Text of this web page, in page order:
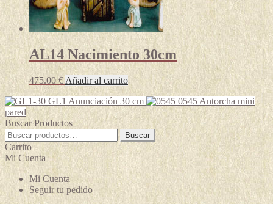
AL14 Nacimiento 30cm
475.00 € Añadir al carrito
GL1 Anunciación 30 cm
0545 Antorcha mini
pared
Buscar Productos
Buscar
por:
Buscar
Carrito
Mi Cuenta
Mi Cuenta
Seguir tu pedido